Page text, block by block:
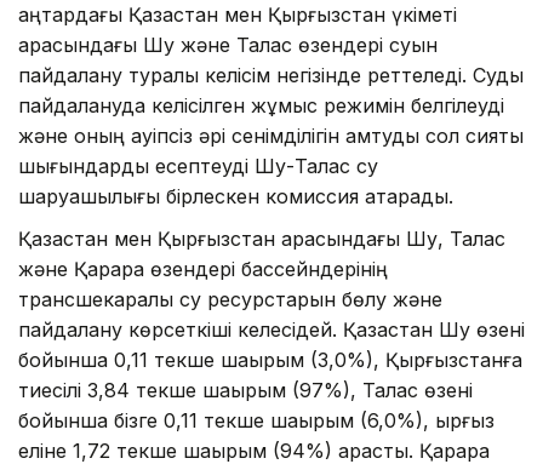
қаңтардағы Қазақстан мен Қырғызстан үкіметі
арасындағы Шу және Талас өзендері суын
пайдалану туралы келісім негізінде реттеледі. Суды
пайдалануда келісілген жұмыс режимін белгілеуді
және оның қауіпсіз әрі сенімділігін қамтуды сол сияқты
шығындарды есептеуді Шу-Талас су
шаруашылығы бірлескен комиссия атқарады.
Қазақстан мен Қырғызстан арасындағы Шу, Талас
және Қарқара өзендері бассейндерінің
трансшекаралық су ресурстарын бөлу және
пайдалану көрсеткіші келесідей. Қазақстан Шу өзені
бойынша 0,11 текше шақырым (3,0%), Қырғызстанға
тиесілі 3,84 текше шақырым (97%), Талас өзені
бойынша бізге 0,11 текше шақырым (6,0%), қырғыз
еліне 1,72 текше шақырым (94%) қарасты. Қарқара